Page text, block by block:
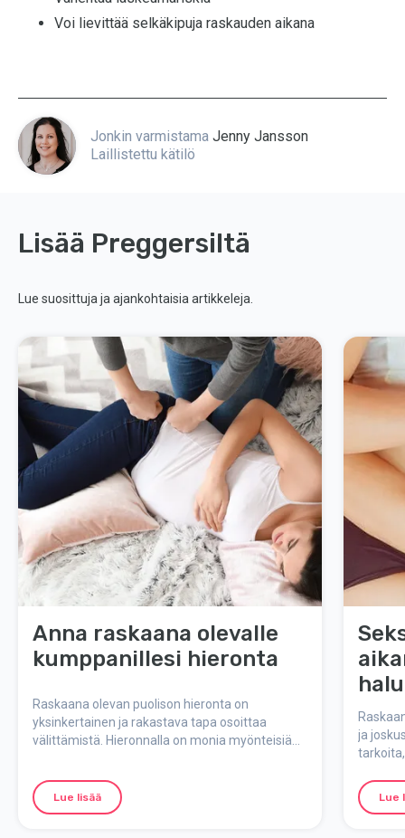
Voi lievittää selkäkipuja raskauden aikana
Jonkin varmistama Jenny Jansson
Laillistettu kätilö
Lisää Preggersiltä
Lue suosittuja ja ajankohtaisia artikkeleja.
Anna raskaana olevalle
kumppanillesi hieronta
Raskaana olevan puolison hieronta on
yksinkertainen ja rakastava tapa osoittaa
välittämistä. Hieronnalla on monia myönteisiä
helpottaa kipuja, stressiä ja väsymystä. Tässä
kaikki, mitä tarvitset turvalliseen kotihierontaan.
Lue lisää
ja
pysytte
ajan.
Lue